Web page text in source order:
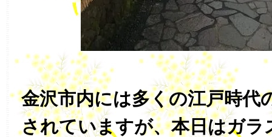
金沢市内には多くの江戸時代
されていますが、本日はガラ